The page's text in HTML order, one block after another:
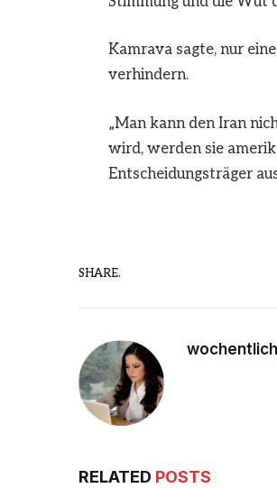
Kamrava sagte, nur
verhindern.
„Man kann den Iran
wird, werden sie
Entscheidungsträger
SHARE.
RELATED POSTS